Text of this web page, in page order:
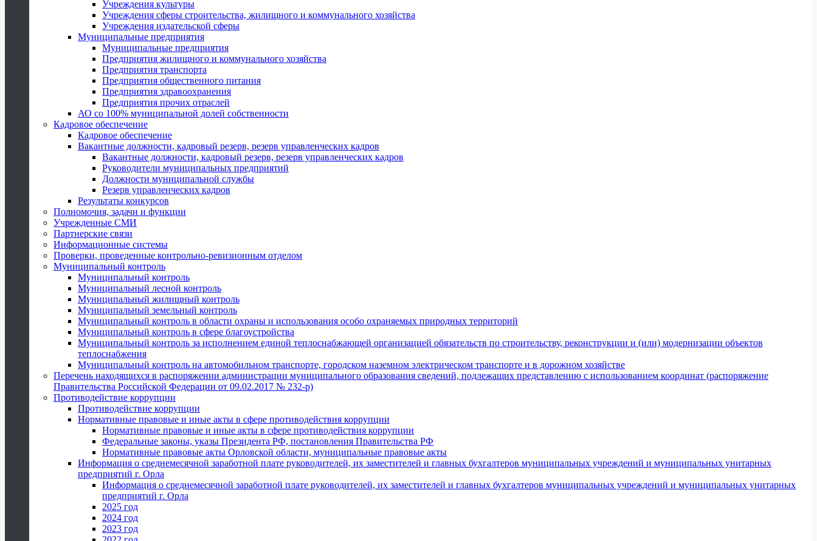
Учреждения культуры
Учреждения сферы строительства, жилищного и коммунального хозяйства
Учреждения издательской сферы
Муниципальные предприятия
Муниципальные предприятия
Предприятия жилищного и коммунального хозяйства
Предприятия транспорта
Предприятия общественного питания
Предприятия здравоохранения
Предприятия прочих отраслей
АО со 100% муниципальной долей собственности
Кадровое обеспечение
Кадровое обеспечение
Вакантные должности, кадровый резерв, резерв управленческих кадров
Вакантные должности, кадровый резерв, резерв управленческих кадров
Руководители муниципальных предприятий
Должности муниципальной службы
Резерв управленческих кадров
Результаты конкурсов
Полномочия, задачи и функции
Учрежденные СМИ
Партнерские связи
Информационные системы
Проверки, проведенные контрольно-ревизионным отделом
Муниципальный контроль
Муниципальный контроль
Муниципальный лесной контроль
Муниципальный жилищный контроль
Муниципальный земельный контроль
Муниципальный контроль в области охраны и использования особо охраняемых природных территорий
Муниципальный контроль в сфере благоустройства
Муниципальный контроль за исполнением единой теплоснабжающей организацией обязательств по строительству, реконструкции и (или) модернизации объектов
теплоснабжения
Муниципальный контроль на автомобильном транспорте, городском наземном электрическом транспорте и в дорожном хозяйстве
Перечень находящихся в распоряжении администрации муниципального образования сведений, подлежащих представлению с использованием координат (распоряжение
Правительства Российской Федерации от 09.02.2017 № 232-р)
Противодействие коррупции
Противодействие коррупции
Нормативные правовые и иные акты в сфере противодействия коррупции
Нормативные правовые и иные акты в сфере противодействия коррупции
Федеральные законы, указы Президента РФ, постановления Правительства РФ
Нормативные правовые акты Орловской области, муниципальные правовые акты
Информация о среднемесячной заработной плате руководителей, их заместителей и главных бухгалтеров муниципальных учреждений и муниципальных унитарных
предприятий г. Орла
Информация о среднемесячной заработной плате руководителей, их заместителей и главных бухгалтеров муниципальных учреждений и муниципальных унитарных
предприятий г. Орла
2025 год
2024 год
2023 год